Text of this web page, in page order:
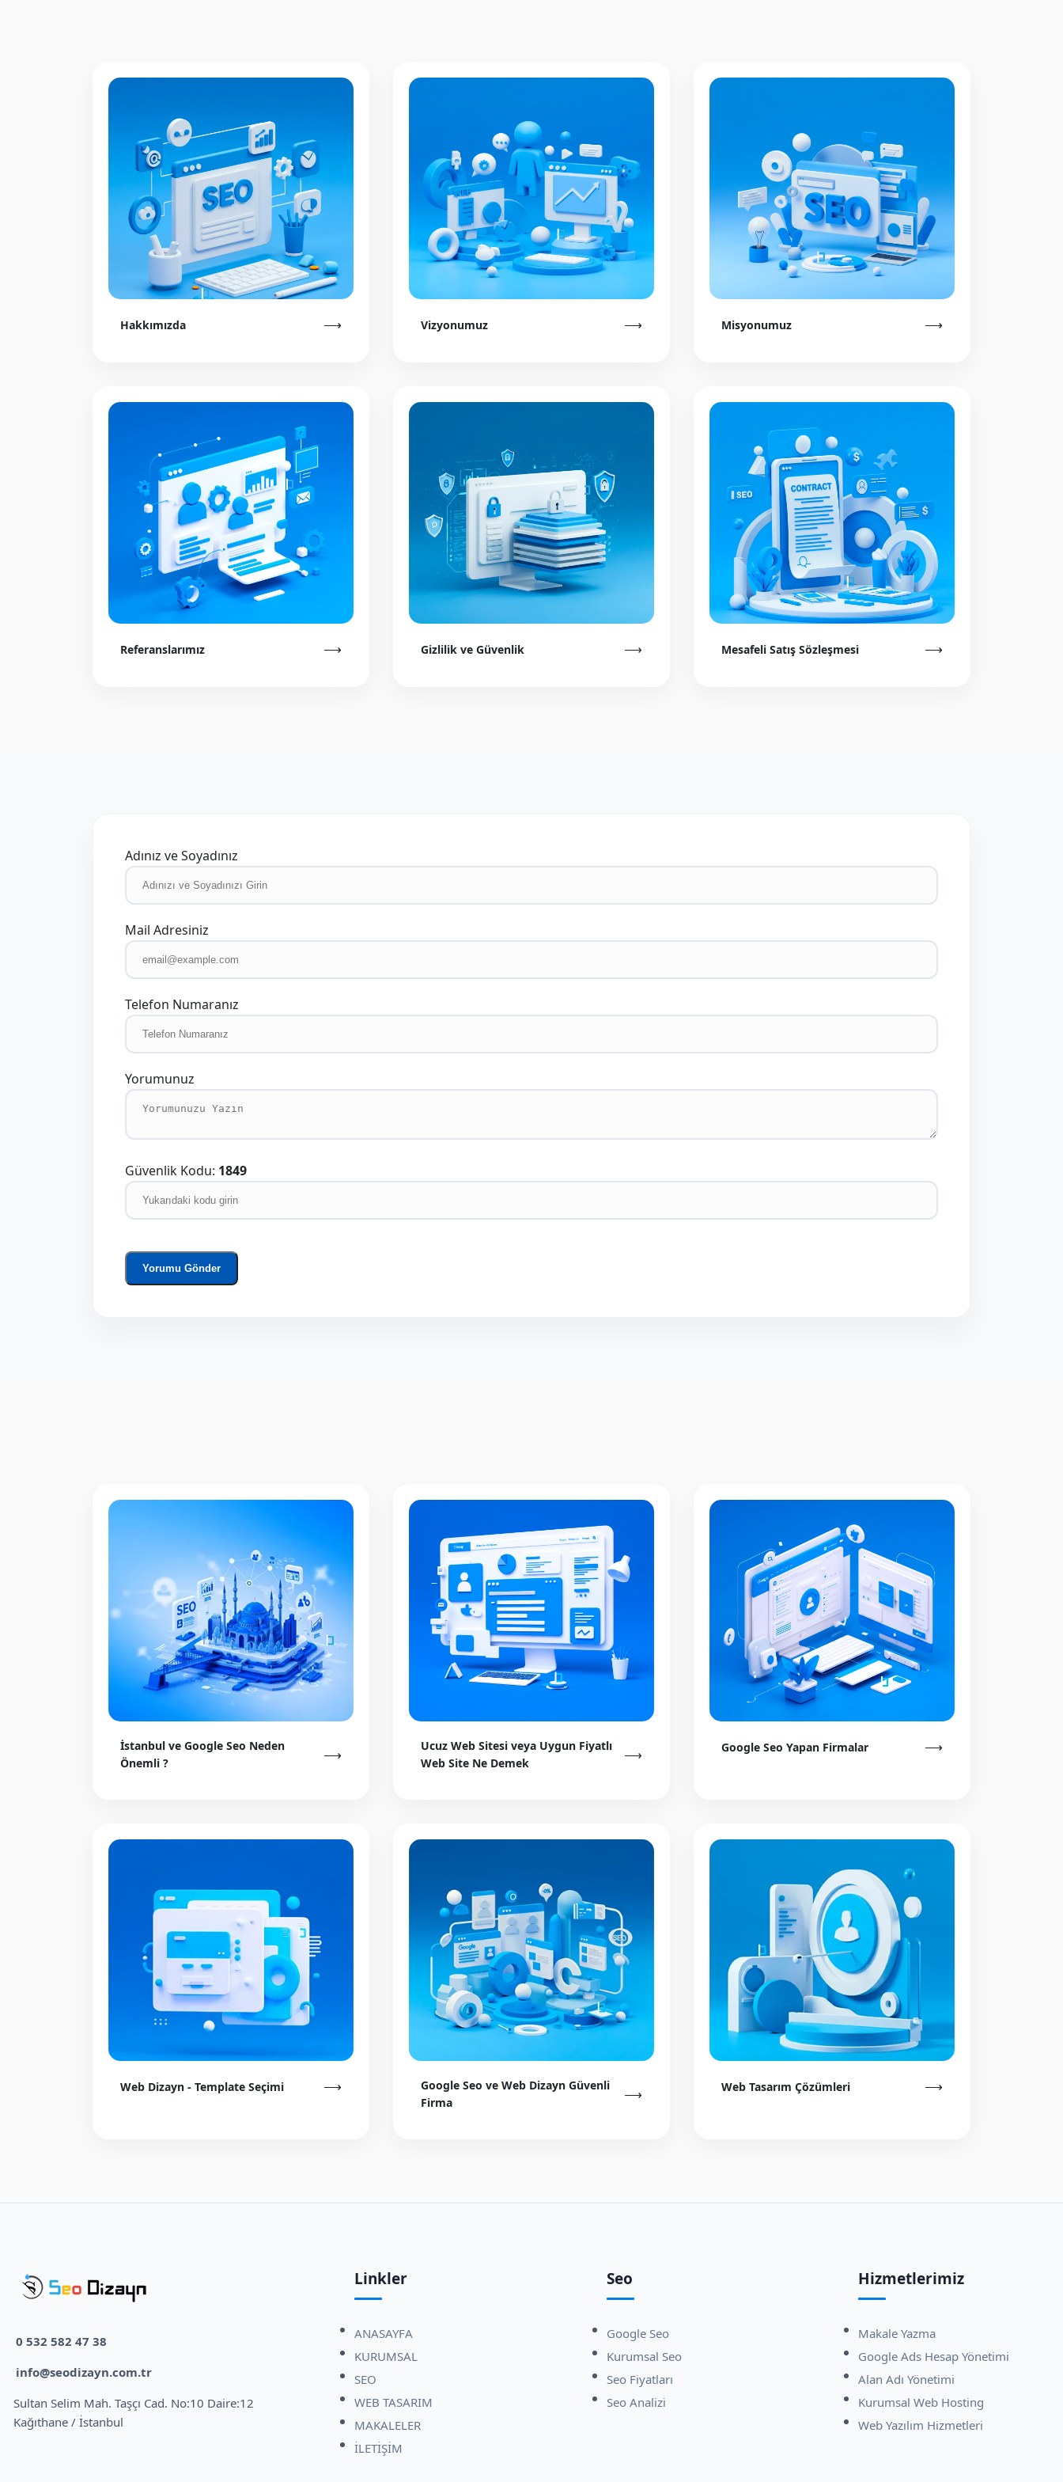
Hakkımızda ⟶ Vizyonumuz ⟶ Misyonumuz ⟶
Referanslarımız ⟶ Gizlilik ve Güvenlik ⟶ Mesafeli Satış Sözleşmesi ⟶
Adınız ve Soyadınız
Mail Adresiniz
Telefon Numaranız
Yorumunuz
Güvenlik Kodu: 1849
Yorumu Gönder
İstanbul ve Google Seo Neden
Önemli ?
⟶
Ucuz Web Sitesi veya Uygun Fiyatlı
Web Site Ne Demek
⟶ Google Seo Yapan Firmalar ⟶
Web Dizayn - Template Seçimi ⟶
Google Seo ve Web Dizayn Güvenli
Firma
⟶ Web Tasarım Çözümleri ⟶
0 532 582 47 38
info@seodizayn.com.tr
Sultan Selim Mah. Taşçı Cad. No:10 Daire:12
Kağıthane / İstanbul
Linkler
ANASAYFA
KURUMSAL
SEO
WEB TASARIM
MAKALELER
İLETİŞİM
Seo
Google Seo
Kurumsal Seo
Seo Fiyatları
Seo Analizi
Hizmetlerimiz
Makale Yazma
Google Ads Hesap Yönetimi
Alan Adı Yönetimi
Kurumsal Web Hosting
Web Yazılım Hizmetleri